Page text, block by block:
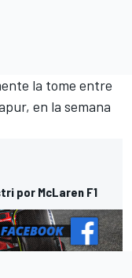
la tome entre
en la semana
por McLaren F1